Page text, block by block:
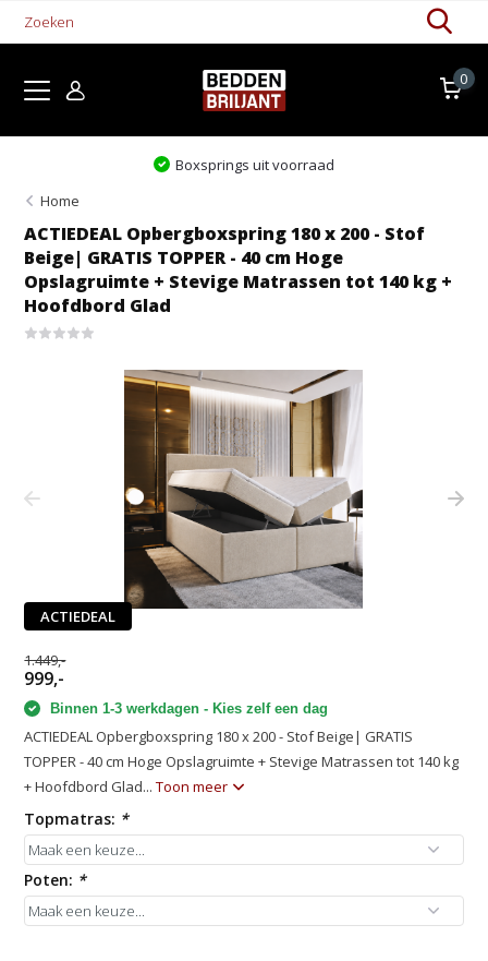
0
Boxsprings uit voorraad
Home
ACTIEDEAL Opbergboxspring 180 x 200 - Stof
Beige| GRATIS TOPPER - 40 cm Hoge
Opslagruimte + Stevige Matrassen tot 140 kg +
Hoofdbord Glad
ACTIEDEAL
1.449,-
999,-
Binnen 1-3 werkdagen - Kies zelf een dag
ACTIEDEAL Opbergboxspring 180 x 200 - Stof Beige| GRATIS
TOPPER - 40 cm Hoge Opslagruimte + Stevige Matrassen tot 140 kg
+ Hoofdbord Glad...Toon meer
Topmatras: *
Poten: *